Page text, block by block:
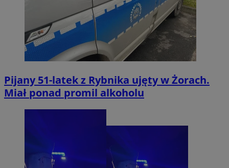
Pijany 51-latek z Rybnika ujęty w Żorach.
Miał ponad promil alkoholu